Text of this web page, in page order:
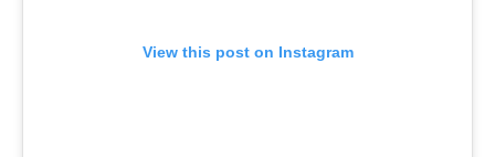
View this post on Instagram